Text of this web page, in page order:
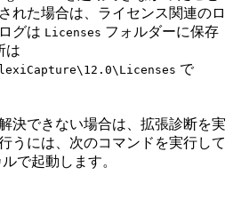
れた場合は、ライセンス関連のロ
グは Licenses フォルダーに保存
は
で
決できない場合は、拡張診断を実
うには、次のコマンドを実行して
で起動します。